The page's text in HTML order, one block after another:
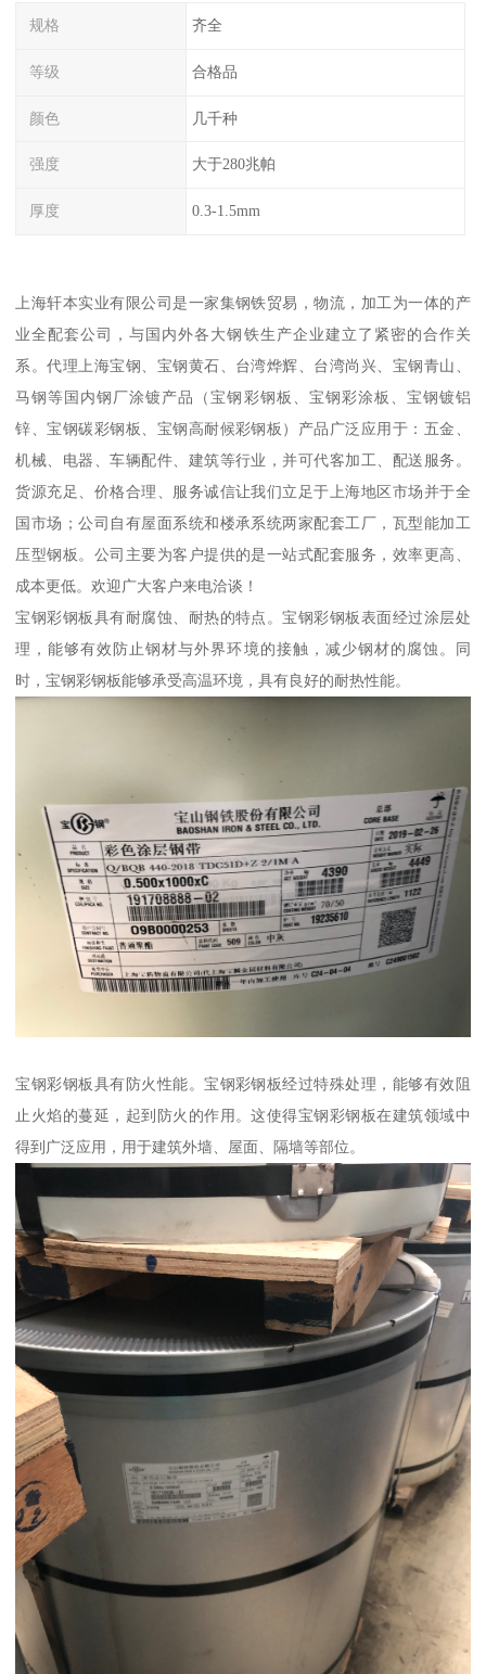
规格 齐全
等级 合格品
颜色 几千种
强度 大于280兆帕
厚度 0.3-1.5mm
上海轩本实业有限公司是一家集钢铁贸易，物流，加工为一体的产
业全配套公司，与国内外各大钢铁生产企业建立了紧密的合作关
系。代理上海宝钢、宝钢黄石、台湾烨辉、台湾尚兴、宝钢青山、
马钢等国内钢厂涂镀产品（宝钢彩钢板、宝钢彩涂板、宝钢镀铝
锌、宝钢碳彩钢板、宝钢高耐候彩钢板）产品广泛应用于：五金、
机械、电器、车辆配件、建筑等行业，并可代客加工、配送服务。
货源充足、价格合理、服务诚信让我们立足于上海地区市场并于全
国市场；公司自有屋面系统和楼承系统两家配套工厂，瓦型能加工
压型钢板。公司主要为客户提供的是一站式配套服务，效率更高、
成本更低。欢迎广大客户来电洽谈！
宝钢彩钢板具有耐腐蚀、耐热的特点。宝钢彩钢板表面经过涂层处
理，能够有效防止钢材与外界环境的接触，减少钢材的腐蚀。同
时，宝钢彩钢板能够承受高温环境，具有良好的耐热性能。
宝钢彩钢板具有防火性能。宝钢彩钢板经过特殊处理，能够有效阻
止火焰的蔓延，起到防火的作用。这使得宝钢彩钢板在建筑领域中
得到广泛应用，用于建筑外墙、屋面、隔墙等部位。